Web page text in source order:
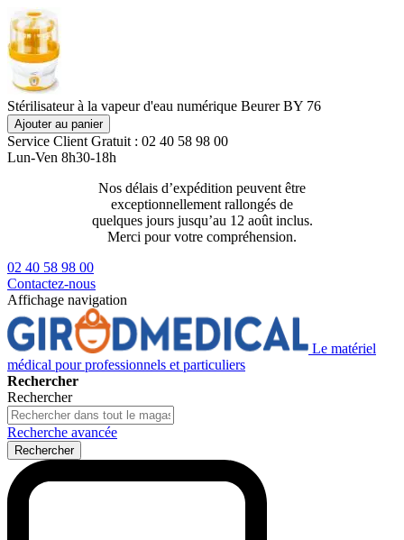
Stérilisateur à la vapeur d'eau numérique Beurer BY 76
Ajouter au panier
Service Client Gratuit : 02 40 58 98 00
Lun-Ven 8h30-18h
Nos délais d’expédition peuvent être
exceptionnellement rallongés de
quelques jours jusqu’au 12 août inclus.
Merci pour votre compréhension.
02 40 58 98 00
Contactez-nous
Affichage navigation
Le matériel
médical pour professionnels et particuliers
Rechercher
Rechercher
Recherche avancée
Rechercher